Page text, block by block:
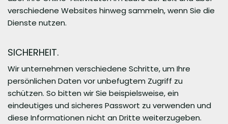
verschiedene Websites hinweg sammeln, wenn Sie die
Dienste nutzen.
SICHERHEIT.
Wir unternehmen verschiedene Schritte, um Ihre
persönlichen Daten vor unbefugtem Zugriff zu
schützen. So bitten wir Sie beispielsweise, ein
eindeutiges und sicheres Passwort zu verwenden und
diese Informationen nicht an Dritte weiterzugeben.